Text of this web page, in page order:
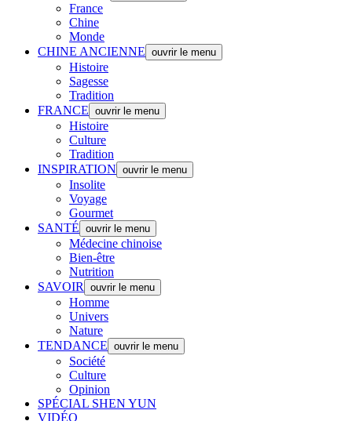
France
Chine
Monde
CHINE ANCIENNE ouvrir le menu
Histoire
Sagesse
Tradition
FRANCE ouvrir le menu
Histoire
Culture
Tradition
INSPIRATION ouvrir le menu
Insolite
Voyage
Gourmet
SANTÉ ouvrir le menu
Médecine chinoise
Bien-être
Nutrition
SAVOIR
ouvrir le menu
Homme
Univers
Nature
TENDANCE ouvrir le menu
Société
Culture
Opinion
SPÉCIAL SHEN YUN
VIDÉO